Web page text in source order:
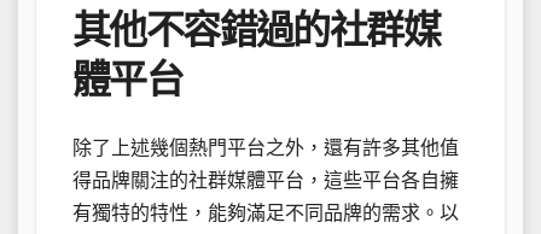
其他不容錯過的社群媒
體平台
除了上述幾個熱門平台之外，還有許多其他值
得品牌關注的社群媒體平台，這些平台各自擁
有獨特的特性，能夠滿足不同品牌的需求。以